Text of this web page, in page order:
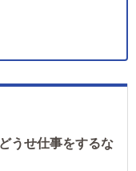
うせ仕事をするな